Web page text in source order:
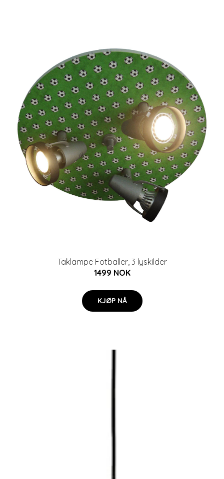
Taklampe Fotballer, 3 lyskilder
1499 NOK
KJØP NÅ